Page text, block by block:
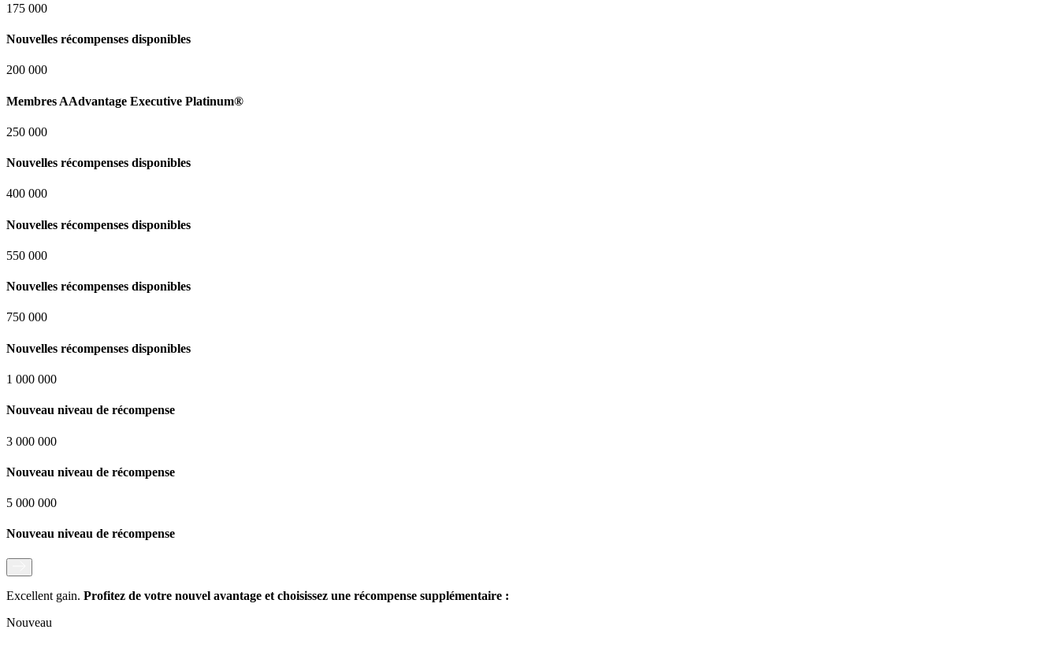
175 000
Nouvelles récompenses disponibles
200 000
Membres AAdvantage Executive Platinum®
250 000
Nouvelles récompenses disponibles
400 000
Nouvelles récompenses disponibles
550 000
Nouvelles récompenses disponibles
750 000
Nouvelles récompenses disponibles
1 000 000
Nouveau niveau de récompense
3 000 000
Nouveau niveau de récompense
5 000 000
Nouveau niveau de récompense
Excellent gain. Profitez de votre nouvel avantage et choisissez une récompense supplémentaire :
Nouveau